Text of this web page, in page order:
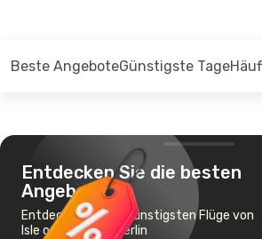
Beste AngeboteGünstigste Tage
Entdecken Sie die besten
Angebote
Entdecken Sie die günstigsten Flüge von
Isle of Man nach Berlin